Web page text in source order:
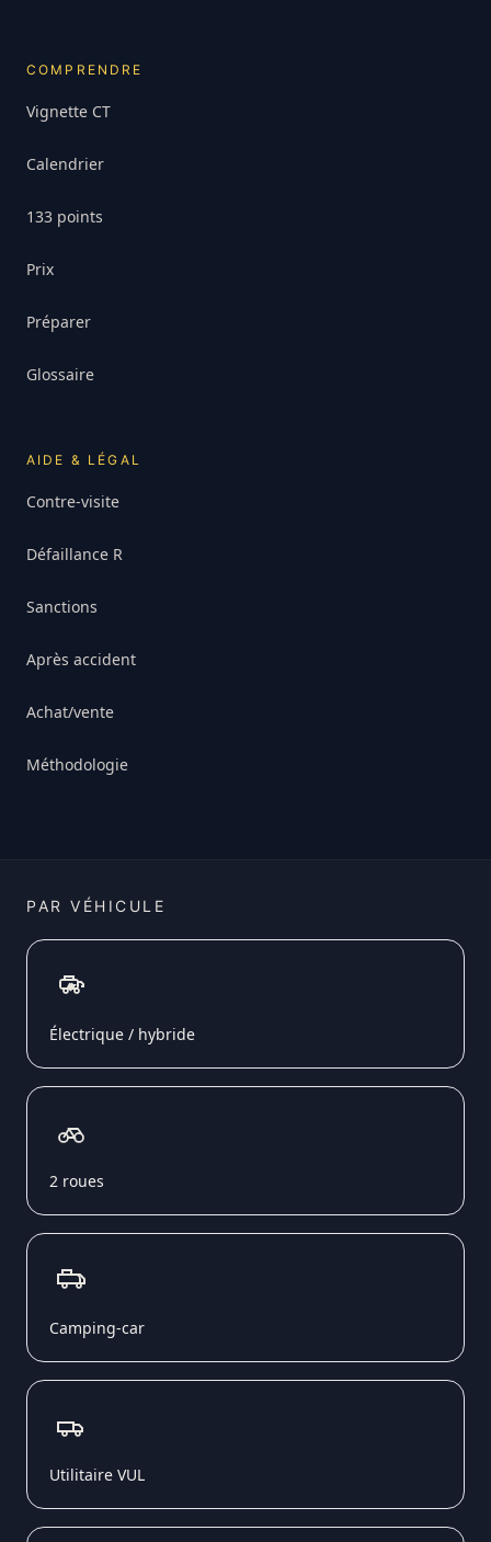
COMPRENDRE
Vignette CT
Calendrier
133 points
Prix
Préparer
Glossaire
AIDE & LÉGAL
Contre-visite
Défaillance R
Sanctions
Après accident
Achat/vente
Méthodologie
PAR VÉHICULE
Électrique / hybride
2 roues
Camping-car
Utilitaire VUL